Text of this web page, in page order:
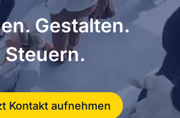
Gestalten.
Steuern.
Kontakt aufnehmen